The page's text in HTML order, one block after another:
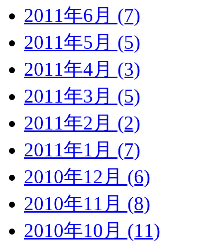
2011年6月 (7)
2011年5月 (5)
2011年4月 (3)
2011年3月 (5)
2011年2月 (2)
2011年1月 (7)
2010年12月 (6)
2010年11月 (8)
2010年10月 (11)